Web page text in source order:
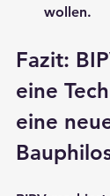
wollen.
Fazit:
eine
eine